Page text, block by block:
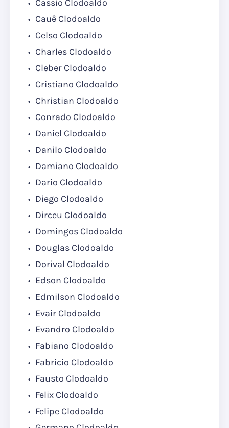
Cassio Clodoaldo
Cauê Clodoaldo
Celso Clodoaldo
Charles Clodoaldo
Cleber Clodoaldo
Cristiano Clodoaldo
Christian Clodoaldo
Conrado Clodoaldo
Daniel Clodoaldo
Danilo Clodoaldo
Damiano Clodoaldo
Dario Clodoaldo
Diego Clodoaldo
Dirceu Clodoaldo
Domingos Clodoaldo
Douglas Clodoaldo
Dorival Clodoaldo
Edson Clodoaldo
Edmilson Clodoaldo
Evair Clodoaldo
Evandro Clodoaldo
Fabiano Clodoaldo
Fabricio Clodoaldo
Fausto Clodoaldo
Felix Clodoaldo
Felipe Clodoaldo